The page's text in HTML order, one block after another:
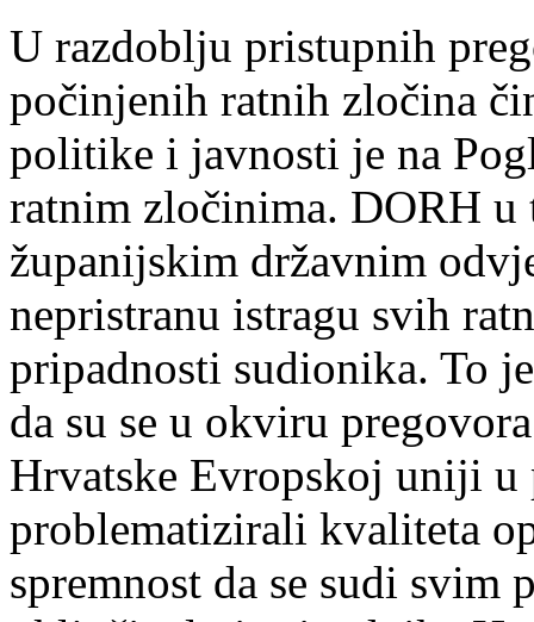
U razdoblju pristupnih
počinjenih ratnih zločina
politike i javnosti je na
ratnim zločinima. DORH u
županijskim državnim
nepristranu istragu svih
pripadnosti sudionika. To
da su se u okviru
Hrvatske Evropskoj uniji u
problematizirali kvaliteta
spremnost da se sudi